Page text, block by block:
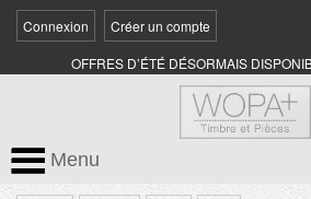
Connexion Créer un compte
OFFRES D’ÉTÉ DÉSORMAIS
Menu